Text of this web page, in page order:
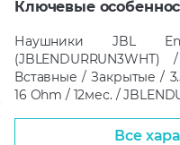
Ключевые
Наушники JBL
Вставные / Закрытые /
16 Ohm / 12мес. /
Все